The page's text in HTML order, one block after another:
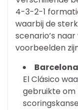
4-3-2-1
waarbij de
scenario’s
voorbeelden
El Clásico
gebruikte